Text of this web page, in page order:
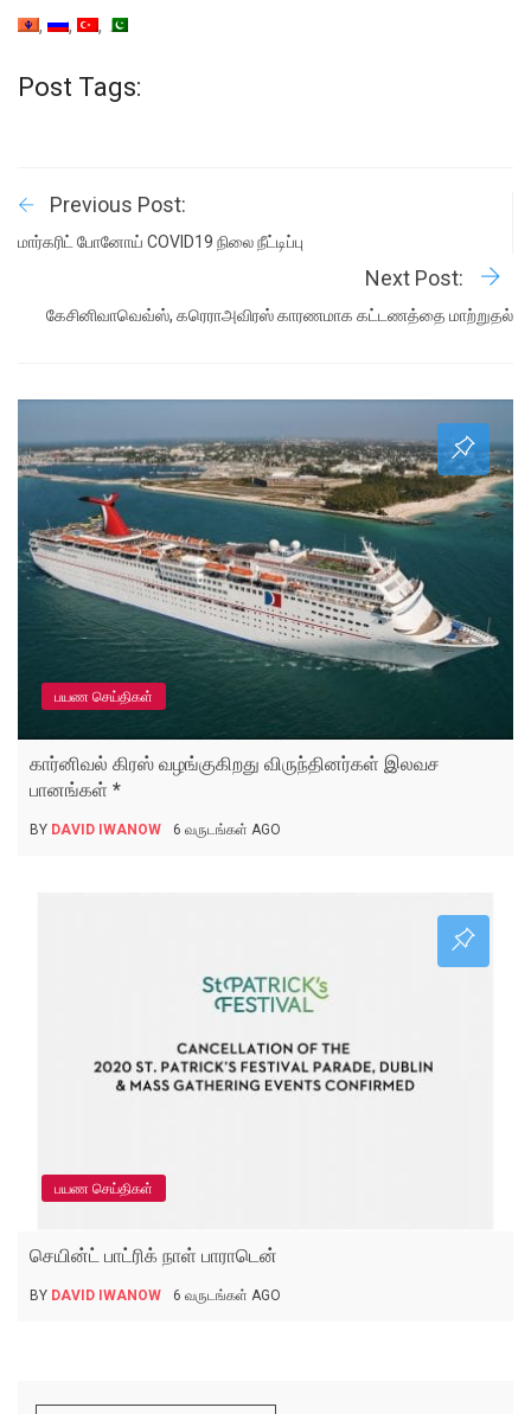
Post Tags:
Previous Post:
மார்கரிட் போனோய் COVID19 நிலை நீட்டிப்பு
Next Post:
கேசினிவாவெவ்ஸ், கரெராஅவிரஸ் காரணமாக கட்டணத்தை மாற்றுதல்
பயண செய்திகள்
கார்னிவல் கிரஸ் வழங்குகிறது விருந்தினர்கள் இலவச
பானங்கள் *
BY DAVID IWANOW 6 வருடங்கள் AGO
பயண செய்திகள்
செயின்ட் பாட்ரிக் நாள் பாராடென்
BY DAVID IWANOW 6 வருடங்கள் AGO